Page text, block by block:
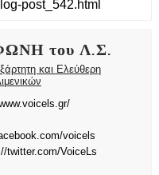
του Λ.Σ.
και Ελεύθερη
voicels
twitter.com/VoiceLs